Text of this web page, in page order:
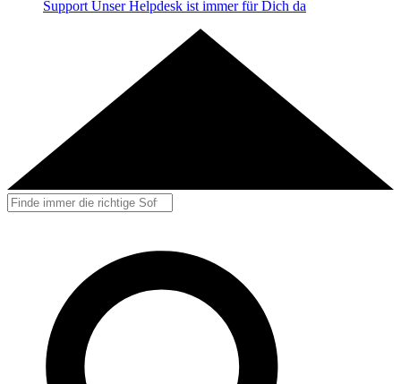
Support Unser Helpdesk ist immer für Dich da